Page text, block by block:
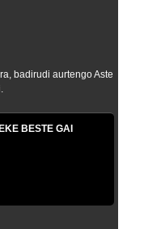
badirudi aurtengo Aste
BESTE GAI